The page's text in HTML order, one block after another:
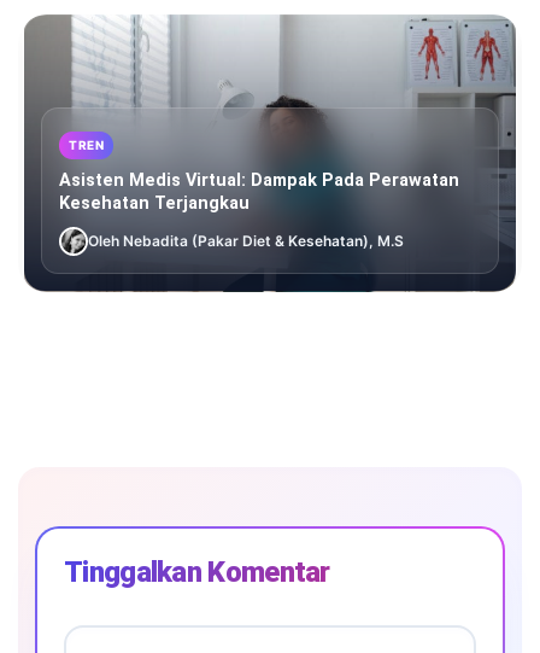
TREN
Asisten Medis Virtual: Dampak Pada Perawatan
Kesehatan Terjangkau
Oleh Nebadita (Pakar Diet & Kesehatan), M.S
Tinggalkan Komentar